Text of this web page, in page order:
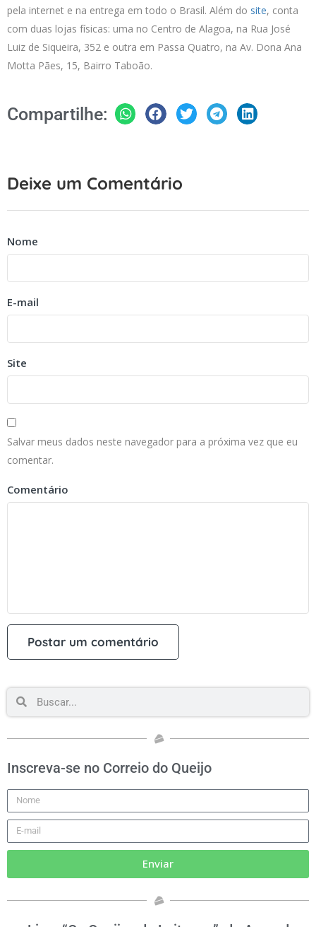
pela internet e na entrega em todo o Brasil. Além do site, conta
com duas lojas físicas: uma no Centro de Alagoa, na Rua José
Luiz de Siqueira, 352 e outra em Passa Quatro, na Av. Dona Ana
Motta Pães, 15, Bairro Taboão.
Compartilhe:
Deixe um Comentário
Nome
E-mail
Site
Salvar meus dados neste navegador para a próxima vez que eu
comentar.
Comentário
Inscreva-se no Correio do Queijo
Enviar